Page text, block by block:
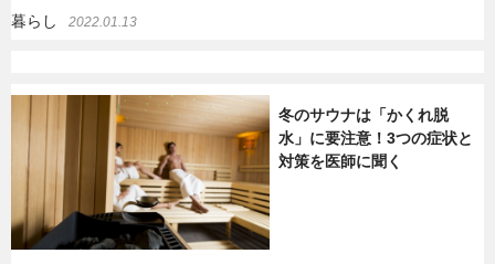
暮らし 2022.01.13
冬のサウナは「かくれ脱
水」に要注意！3つの症状と
対策を医師に聞く